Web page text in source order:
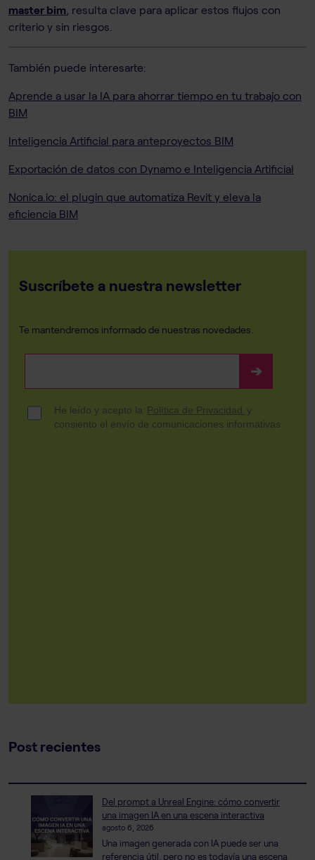
master bim , resulta clave para aplicar estos flujos con
criterio y sin riesgos.
También puede interesarte:
Aprende a usar la IA para ahorrar tiempo en tu trabajo con
BIM
Inteligencia Artificial para anteproyectos BIM
Exportación de datos con Dynamo e Inteligencia Artificial
Nonica.io: el plugin que automatiza Revit y eleva la
eficiencia BIM
Suscríbete a nuestra newsletter
Te mantendremos informado de nuestras novedades.
Post recientes
Del prompt a Unreal Engine: cómo convertir
una imagen IA en una escena interactiva
agosto 6, 2026
Una imagen generada con IA puede ser una
referencia útil, pero no es todavía una escena